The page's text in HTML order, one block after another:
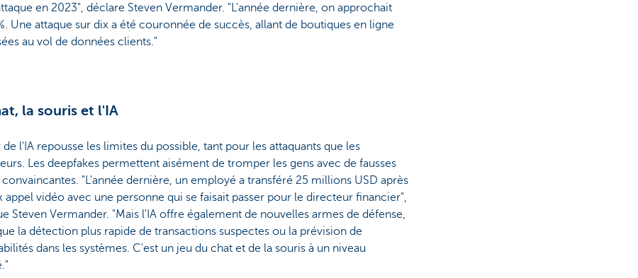
en 2023", déclare Steven Vermander. "L'année dernière, on approchait
Une attaque sur dix a été couronnée de succès, allant de boutiques en ligne
au vol de données clients."
la souris et l'IA
de l'IA repousse les limites du possible, tant pour les attaquants que les
Les deepfakes permettent aisément de tromper les gens avec de fausses
"L'année dernière, un employé a transféré 25 millions USD après
appel vidéo avec une personne qui se faisait passer pour le directeur financier",
Steven Vermander. "Mais l'IA offre également de nouvelles armes de défense,
la détection plus rapide de transactions suspectes ou la prévision de
dans les systèmes. C'est un jeu du chat et de la souris à un niveau